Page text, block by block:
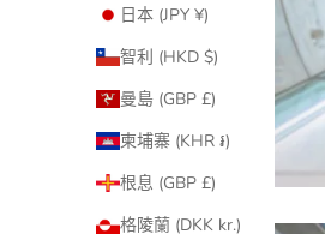
日本 (JPY ¥)
智利 (HKD $)
曼島 (GBP £)
柬埔寨 (KHR ៛)
根息 (GBP £)
格陵蘭 (DKK kr.)